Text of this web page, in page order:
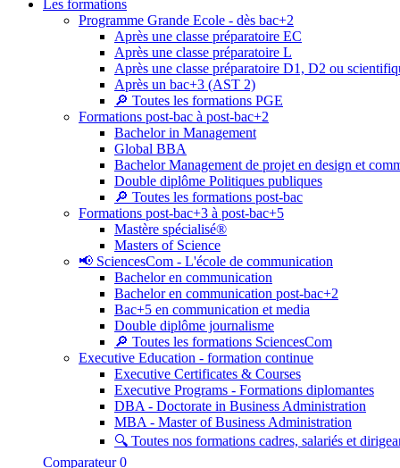
Les formations
Programme Grande Ecole - dès bac+2
Après une classe préparatoire EC
Après une classe préparatoire L
Après une classe préparatoire D1, D2 ou
Après un bac+3 (AST 2)
🔎 Toutes les formations PGE
Formations post-bac à post-bac+2
Bachelor in Management
Global BBA
Bachelor Management de projet en design et
Double diplôme Politiques publiques
🔎 Toutes les formations post-bac
Formations post-bac+3 à post-bac+5
Mastère spécialisé®
Masters of Science
📢 SciencesCom - L'école de communication
Bachelor en communication
Bachelor en communication post-bac+2
Bac+5 en communication et media
Double diplôme journalisme
🔎 Toutes les formations SciencesCom
Executive Education - formation continue
Executive Certificates & Courses
Executive Programs - Formations diplomantes
DBA - Doctorate in Business Administration
MBA - Master of Business Administration
🔍 Toutes nos formations cadres, salariés et
Comparateur 0